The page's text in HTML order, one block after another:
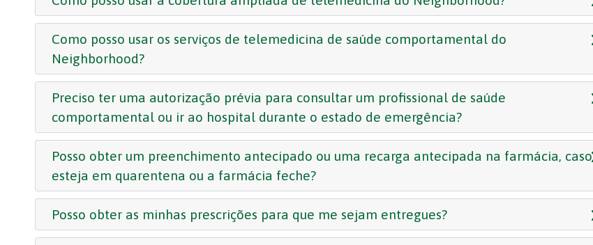
Como posso usar os serviços de telemedicina de saúde comportamental do
Neighborhood?
Preciso ter uma autorização prévia para consultar um profissional de saúde
comportamental ou ir ao hospital durante o estado de emergência?
Posso obter um preenchimento antecipado ou uma recarga antecipada na farmácia, caso
esteja em quarentena ou a farmácia feche?
Posso obter as minhas prescrições para que me sejam entregues?